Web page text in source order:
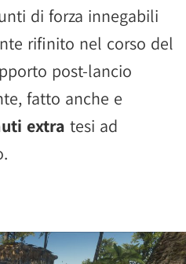
di forza innegabili
rifinito nel corso del
post-lancio
fatto anche e
extra tesi ad